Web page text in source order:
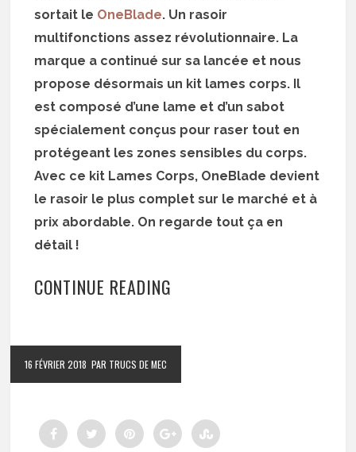
sortait le OneBlade. Un rasoir
multifonctions assez révolutionnaire. La
marque a continué sur sa lancée et nous
propose désormais un kit lames corps. Il
est composé d’une lame et d’un sabot
spécialement conçus pour raser tout en
protégeant les zones sensibles du corps.
Avec ce kit Lames Corps, OneBlade devient
le rasoir le plus complet sur le marché et à
prix abordable. On regarde tout ça en
détail !
CONTINUE READING
16 FÉVRIER 2018 PAR TRUCS DE MEC